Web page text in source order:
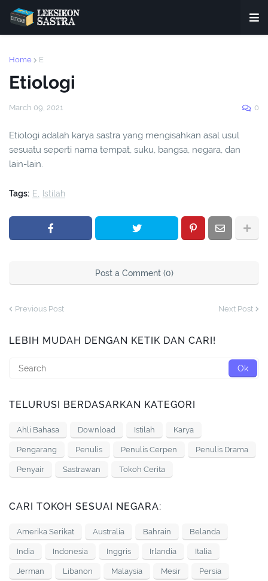
Home E
Etiologi
March 09, 2021 0
Etiologi adalah karya sastra yang mengisahkan asal usul
sesuatu seperti nama tempat, suku, bangsa, negara, dan
lain-lain.
Tags: E Istilah
Post a Comment (0)
Previous Post Next Post
LEBIH MUDAH DENGAN KETIK DAN CARI!
TELURUSI BERDASARKAN KATEGORI
Ahli Bahasa Download Istilah Karya
Pengarang Penulis Penulis Cerpen Penulis Drama
Penyair Sastrawan Tokoh Cerita
CARI TOKOH SESUAI NEGARA:
Amerika Serikat Australia Bahrain Belanda
India Indonesia Inggris Irlandia Italia
Jerman Libanon Malaysia Mesir Persia